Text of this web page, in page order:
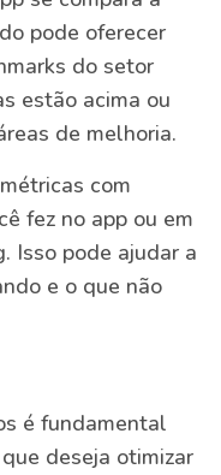
pode oferecer
do setor
estão acima ou
de melhoria.
com
fez no app ou em
Isso pode ajudar a
e o que não
é fundamental
deseja otimizar